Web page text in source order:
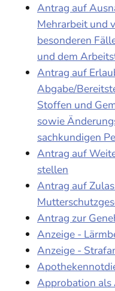
Antrag auf
Mehrarbeit und
besonderen
und dem
Antrag auf
Abgabe/
Stoffen und
sowie
sachkundigen
Antrag auf
stellen
Antrag auf
Antrag zur
Anzeige -
Anzeige -
Approbation als